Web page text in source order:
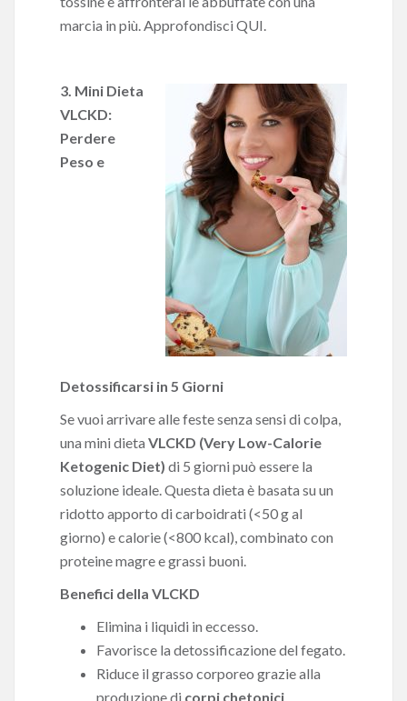
marcia in più.Approfondisci QUI.
3. Mini Dieta
VLCKD:
Perdere
Peso e
Detossificarsi in 5 Giorni
Se vuoi arrivare alle feste senza sensi di colpa,
una mini dieta VLCKD (Very Low-Calorie
Ketogenic Diet) di 5 giorni può essere la
soluzione ideale. Questa dieta è basata su un
ridotto apporto di carboidrati (<50 g al
giorno) e calorie (<800 kcal), combinato con
proteine magre e grassi buoni.
Benefici della VLCKD
Elimina i liquidi in eccesso.
Favorisce la detossificazione del fegato.
Riduce il grasso corporeo grazie alla
produzione di corpi chetonici.